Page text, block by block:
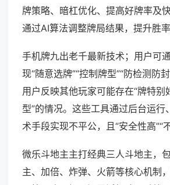
牌策略、暗杠优化、提高好牌率及
通过AI算法调整牌局结果，提升胜率
手机牌九出老千最新技术；用户可
现“随意选牌”“控制牌型”“防检测防
用户反映其他玩家可能存在“牌特别
型”的情况。这些工具通过后台运行
术手段实现不平公，且“安全性高”“
微乐斗地主主打经典三人斗地主，
主、加倍、炸弹、火箭等核心机制